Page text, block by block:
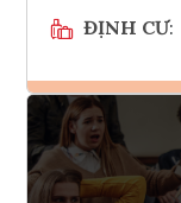
ĐỊNH CƯ: